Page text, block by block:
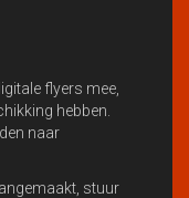
flyers mee,
hebben.
naar
stuur